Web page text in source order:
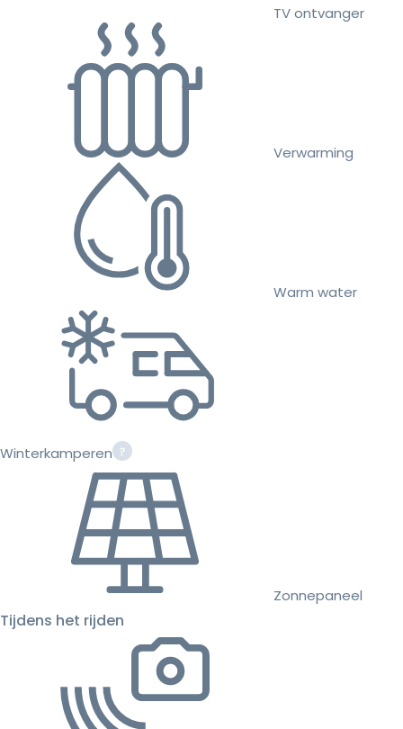
TV ontvanger
Verwarming
Warm water
Winterkamperen
Zonnepaneel
Tijdens het rijden